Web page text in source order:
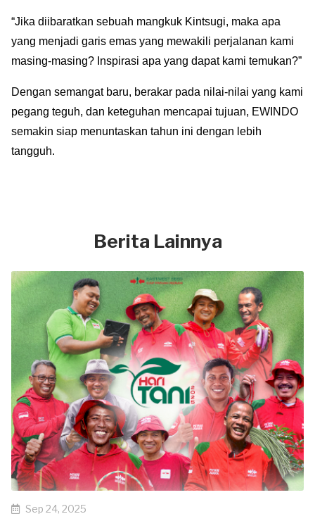
“Jika diibaratkan sebuah mangkuk Kintsugi, maka apa
yang menjadi garis emas yang mewakili perjalanan kami
masing-masing? Inspirasi apa yang dapat kami temukan?”
Dengan semangat baru, berakar pada nilai-nilai yang kami
pegang teguh, dan keteguhan mencapai tujuan, EWINDO
semakin siap menuntaskan tahun ini dengan lebih
tangguh.
Berita Lainnya
Sep 24, 2025